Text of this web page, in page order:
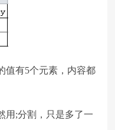
值有5个元素，内容都
用;分割，只是多了一